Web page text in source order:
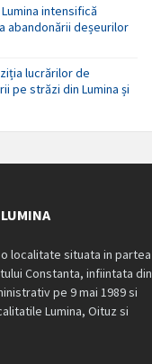
intensifică
abandonării deșeurilor
lucrărilor de
pe străzi din Lumina și
localitate situata in partea
Constanta, infiintata din
pe 9 mai 1989 si
Lumina, Oituz si